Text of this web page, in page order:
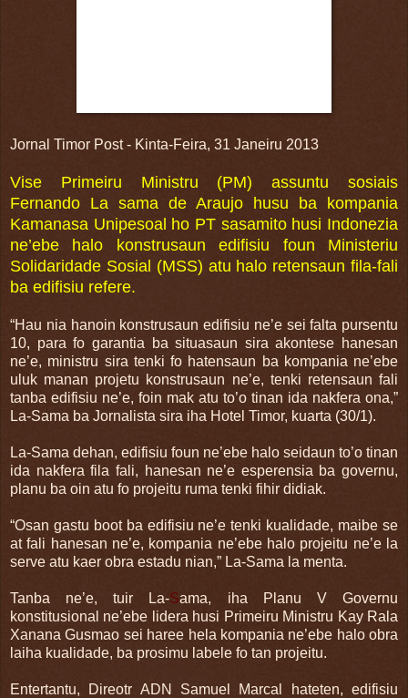
Jornal Timor Post - Kinta-Feira, 31 Janeiru 2013
Vise Primeiru Ministru (PM) assuntu sosiais
Fernando La sama de Araujo husu ba kompania
Kamanasa Unipesoal ho PT sasamito husi Indonezia
ne’ebe halo konstrusaun edifisiu foun Ministeriu
Solidaridade Sosial (MSS) atu halo retensaun fila-fali
ba edifisiu refere.
“Hau nia hanoin konstrusaun edifisiu ne’e sei falta pursentu
10, para fo garantia ba situasaun sira akontese hanesan
ne’e, ministru sira tenki fo hatensaun ba kompania ne’ebe
uluk manan projetu konstrusaun ne’e, tenki retensaun fali
tanba edifisiu ne’e, foin mak atu to’o tinan ida nakfera ona,”
La-Sama ba Jornalista sira iha Hotel Timor, kuarta (30/1).
La-Sama dehan, edifisiu foun ne’ebe halo seidaun to’o tinan
ida nakfera fila fali, hanesan ne’e esperensia ba governu,
planu ba oin atu fo projeitu ruma tenki fihir didiak.
“Osan gastu boot ba edifisiu ne’e tenki kualidade, maibe se
at fali hanesan ne’e, kompania ne’ebe halo projeitu ne’e la
serve atu kaer obra estadu nian,” La-Sama la menta.
Tanba ne’e, tuir La-Sama, iha Planu V Governu
konstitusional ne’ebe lidera husi Primeiru Ministru Kay Rala
Xanana Gusmao sei haree hela kompania ne’ebe halo obra
laiha kualidade, ba prosimu labele fo tan projeitu.
Entertantu, Direotr ADN Samuel Marcal hateten, edifisiu